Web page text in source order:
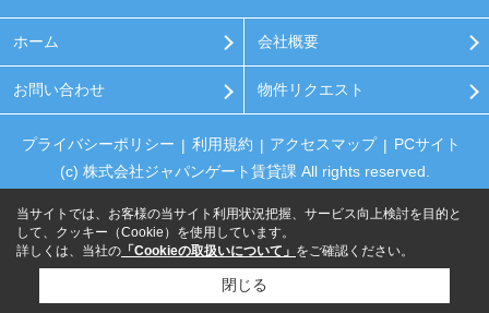
ホーム 会社概要
お問い合わせ 物件リクエスト
プライバシーポリシー 利用規約 アクセスマップ
PCサイト
(c) 株式会社ジャパンゲート賃貸課 All rights reserved.
当サイトでは、お客様の当サイト利用状況把握、サービス向上検討を目的と
して、クッキー（Cookie）を使用しています。
詳しくは、当社の 「Cookieの取扱いについて」 をご確認ください。
閉じる